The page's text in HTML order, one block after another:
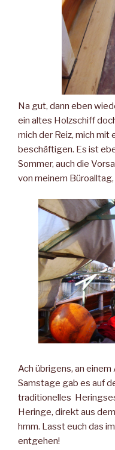
Na gut, dann eben
ein altes Holzschiff
mich der Reiz, mich mit
beschäftigen. Es ist
Sommer, auch die
von meinem
Ach übrigens, an
Samstage gab es auf
traditionelles
Heringe, direkt aus
hmm. Lasst euch das
entgehen!